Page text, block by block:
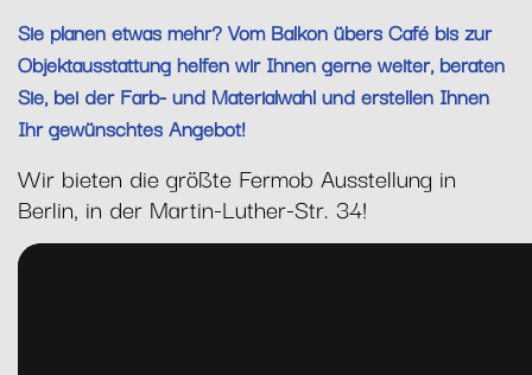
Sie planen etwas mehr? Vom Balkon übers Café bis zur
Objektausstattung helfen wir Ihnen gerne weiter, beraten
Sie, bei der Farb- und Materialwahl und erstellen Ihnen
Ihr gewünschtes Angebot!
Wir bieten die größte Fermob Ausstellung in
Berlin, in der Martin-Luther-Str. 34!